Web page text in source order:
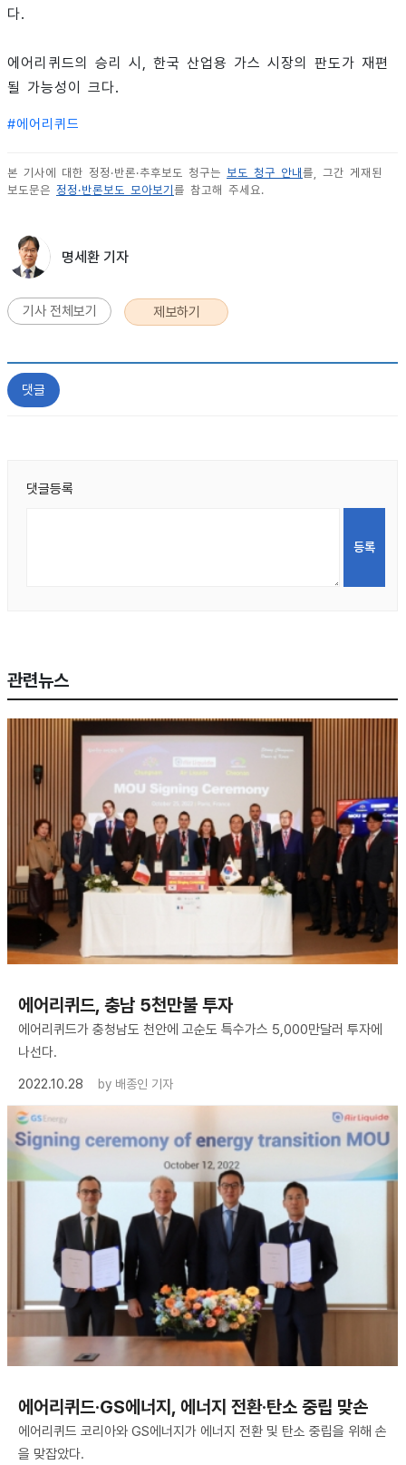
다.
에어리퀴드의 승리 시, 한국 산업용 가스 시장의 판도가 재편
될 가능성이 크다.
#에어리퀴드
본 기사에 대한 정정·반론·추후보도 청구는 보도 청구 안내 를, 그간 게재된
보도문은 정정·반론보도 모아보기 를 참고해 주세요.
명세환 기자
기사 전체보기 제보하기
댓글
댓글등록
관련뉴스
에어리퀴드, 충남 5천만불 투자
에어리퀴드가 충청남도 천안에 고순도 특수가스 5,000만달러 투자에
나선다.
2022.10.28
by 배종인 기자
에어리퀴드·GS에너지, 에너지 전환·탄소 중립 맞손
에어리퀴드 코리아와 GS에너지가 에너지 전환 및 탄소 중립을 위해 손
을 맞잡았다.